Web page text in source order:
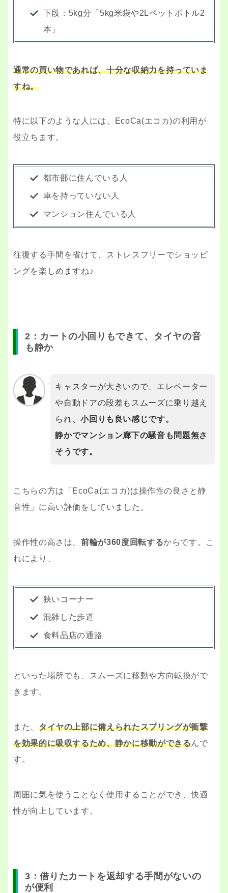
下段：5kg分「5kg米袋や2Lペットボトル2
本」
通常の買い物であれば、十分な収納力を持っていま
すね。
特に以下のような人には、EcoCa(エコカ)の利用が
役立ちます。
都市部に住んでいる人
車を持っていない人
マンション住んでいる人
往復する手間を省けて、ストレスフリーでショッピ
ングを楽しめますね♪
2：カートの小回りもできて、タイヤの音
も静か
キャスターが大きいので、エレベーター
や自動ドアの段差もスムーズに乗り越え
られ、小回りも良い感じです。
静かでマンション廊下の騒音も問題無さ
そうです。
こちらの方は「EcoCa(エコカ)は操作性の良さと静
音性」に高い評価をしていました。
操作性の高さは、前輪が360度回転するからです。こ
れにより、
狭いコーナー
混雑した歩道
食料品店の通路
といった場所でも、スムーズに移動や方向転換がで
きます。
また、 タイヤの上部に備えられたスプリングが衝撃
を効果的に吸収するため、静かに移動ができるんで
す。
周囲に気を使うことなく使用することができ、快適
性が向上しています。
3：借りたカートを返却する手間がないの
が便利